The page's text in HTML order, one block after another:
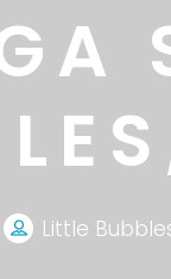
Little